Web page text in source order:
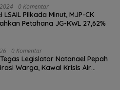
0 Komentar
LSAIL Pilkada Minut, MJP-CK
Petahana JG-KWL 27,62%
0 Komentar
Legislator Natanael Pepah
Warga, Kawal Krisis Air